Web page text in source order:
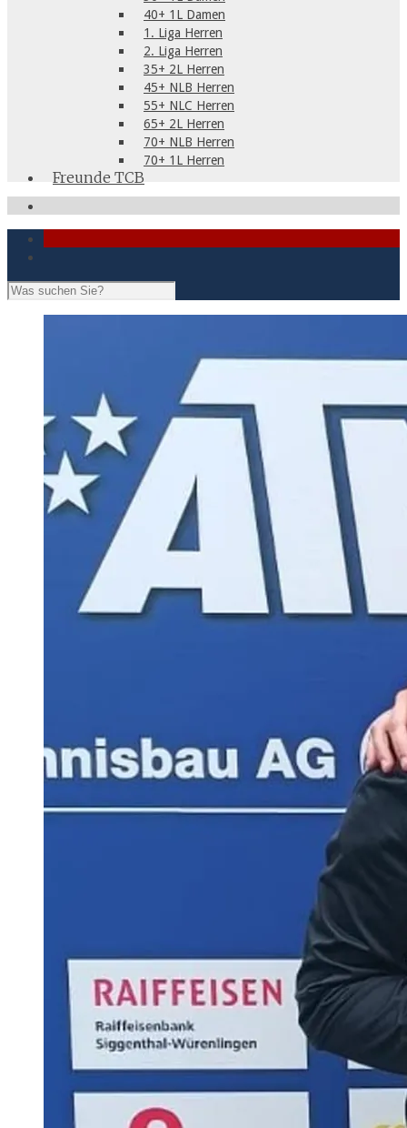
40+ 1L Damen
1. Liga Herren
2. Liga Herren
35+ 2L Herren
45+ NLB Herren
55+ NLC Herren
65+ 2L Herren
70+ NLB Herren
70+ 1L Herren
Freunde TCB